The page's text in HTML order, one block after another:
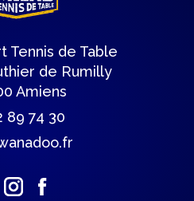
Tennis de Table
de Rumilly
Amiens
89 74 30